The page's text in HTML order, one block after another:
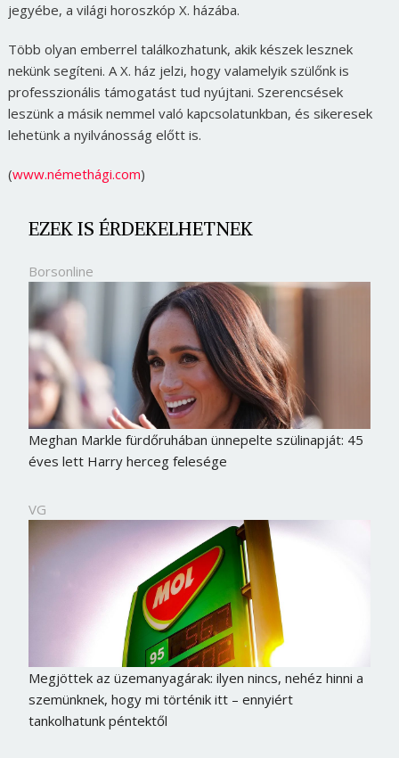
jegyébe, a világi horoszkóp X. házába.
Több olyan emberrel találkozhatunk, akik készek lesznek
nekünk segíteni. A X. ház jelzi, hogy valamelyik szülőnk is
professzionális támogatást tud nyújtani. Szerencsések
leszünk a másik nemmel való kapcsolatunkban, és sikeresek
lehetünk a nyilvánosság előtt is.
(www.némethági.com)
EZEK IS ÉRDEKELHETNEK
Borsonline
Meghan Markle fürdőruhában ünnepelte szülinapját: 45
éves lett Harry herceg felesége
VG
Megjöttek az üzemanyagárak: ilyen nincs, nehéz hinni a
szemünknek, hogy mi történik itt – ennyiért
tankolhatunk péntektől